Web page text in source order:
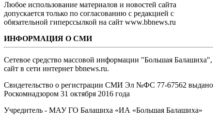
Любое использование материалов и новостей сайта
допускается только по согласованию с редакцией с
обязательной гиперссылкой на сайт www.bbnews.ru
ИНФОРМАЦИЯ О СМИ
Сетевое средство массовой информации "Большая Балашиха",
сайт в сети интернет bbnews.ru.
Свидетельство о регистрации СМИ Эл №ФС ‎77-67562 выдано
Роскомнадзором 31 октября 2016 года
Учредитель - МАУ ГО Балашиха «ИА «Большая Балашиха»